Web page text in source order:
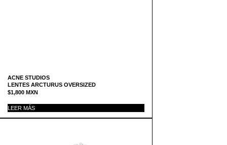
ACNE STUDIOS
LENTES ARCTURUS OVERSIZED
$1,800 MXN
LEER MÁS